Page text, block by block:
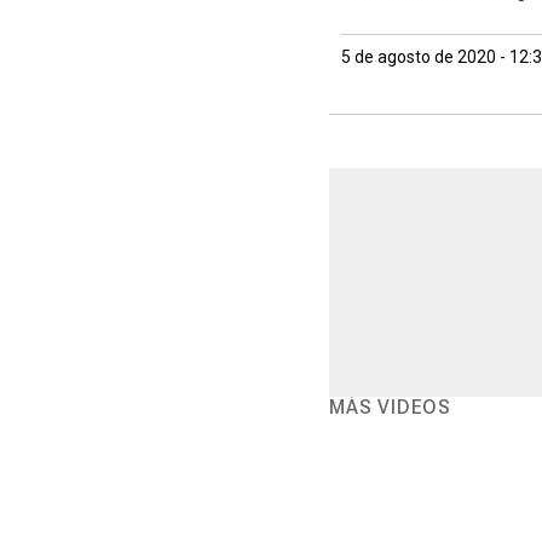
5 de agosto de 2020 -
MÁS VIDEOS